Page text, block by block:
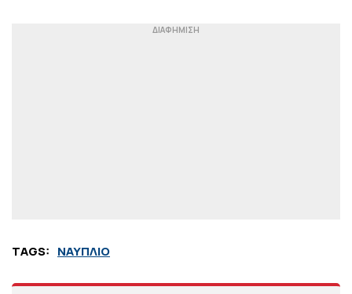
TAGS: ΝΑΥΠΛΙΟ